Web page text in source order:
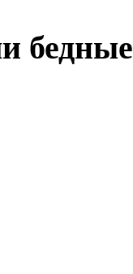
бедные